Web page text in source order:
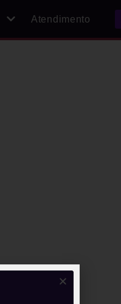
Atendimento